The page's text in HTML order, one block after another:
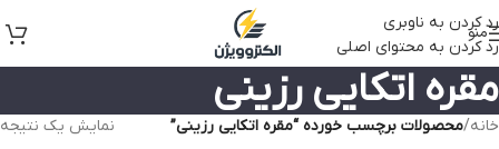
رد کردن به ناوبری
رد کردن به محتوای اصلی
منو
مقره اتکایی رزینی
خانه/محصولات برچسب خورده “مقره اتکایی رزینی” نمایش یک نتیجه